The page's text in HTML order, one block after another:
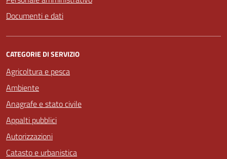
Documenti e dati
CATEGORIE DI SERVIZIO
Agricoltura e pesca
Ambiente
Anagrafe e stato civile
Appalti pubblici
Autorizzazioni
Catasto e urbanistica